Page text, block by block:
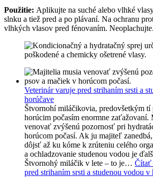
Použitie: Aplikujte na suché alebo vlhké
slnku a tiež pred a po plávaní. Na ochranu
vlhkých vlasov pred fénovaním. Neoplachujte.
Veterinár varuje pred strihaním srsti a
horúčave
Štvornohí miláčikovia, predovšetkým tí
horúcim počasím enormne zaťažovaní.
venovať zvýšenú pozornosť pri
horúcom počasí. Ak ju majiteľ
dôjsť až ku kóme k zrúteniu celého
a ochladzovanie studenou vodou je
Štvornohý miláčik v lete – to je… Čítať
pred strihaním srsti a studenou vodou v